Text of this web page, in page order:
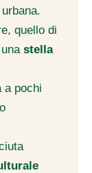
quello di
stella
a pochi